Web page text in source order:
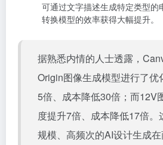
可通过文字描述生成特定类型的
转换模型的效率获得大幅提升。
据熟悉内情的人士透露，
Origin图像生成模型进行了
5倍、成本降低30倍；而12V
度提升7倍、成本降低17倍。
规模、高频次的AI设计生成在